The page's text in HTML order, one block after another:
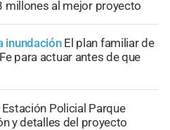
millones al mejor proyecto
inundación El plan familiar de
para actuar antes de que
Estación Policial Parque
y detalles del proyecto